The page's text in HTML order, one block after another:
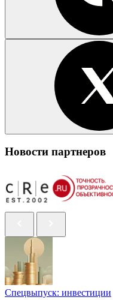
Новости партнеров
Спецвыпуск: инвестиции